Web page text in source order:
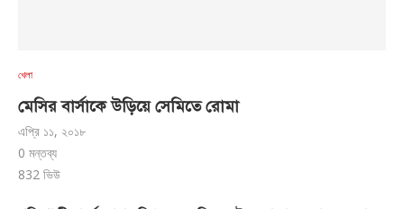
খেলা
মেসির বার্সাকে উড়িয়ে সেমিতে রোমা
এপ্রি ১১, ২০১৮
0 মন্তব্য
832 ভিউ